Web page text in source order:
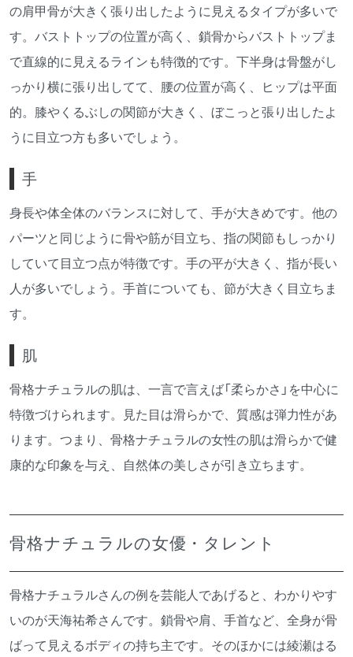
の肩甲骨が大きく張り出したように見えるタイプが多いで
す。バストトップの位置が高く、鎖骨からバストトップま
で直線的に見えるラインも特徴的です。下半身は骨盤がし
っかり横に張り出してて、腰の位置が高く、ヒップは平面
的。膝やくるぶしの関節が大きく、ぼこっと張り出したよ
うに目立つ方も多いでしょう。
手
身長や体全体のバランスに対して、手が大きめです。他の
パーツと同じように骨や筋が目立ち、指の関節もしっかり
していて目立つ点が特徴です。手の平が大きく、指が長い
人が多いでしょう。手首についても、節が大きく目立ちま
す。
肌
骨格ナチュラルの肌は、一言で言えば「柔らかさ」を中心に
特徴づけられます。見た目は滑らかで、質感は弾力性があ
ります。つまり、骨格ナチュラルの女性の肌は滑らかで健
康的な印象を与え、自然体の美しさが引き立ちます。
骨格ナチュラルの女優・タレント
骨格ナチュラルさんの例を芸能人であげると、わかりやす
いのが天海祐希さんです。鎖骨や肩、手首など、全身が骨
ばって見えるボディの持ち主です。そのほかには綾瀬はる